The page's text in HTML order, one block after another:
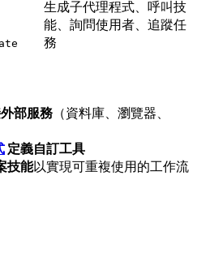
生成子代理程式、呼叫技
能、詢問使用者、追蹤任
務
部服務 （資料庫、瀏覽器、
定義自訂工具
技能以實現可重複使用的工作流